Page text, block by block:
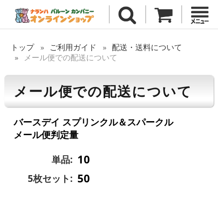
トップ ご利用ガイド
配送・送料について
メール便での配送について
メール便での配送について
バースデイ スプリンクル＆スパークル
メール便判定量
単品: 10
5枚セット: 50